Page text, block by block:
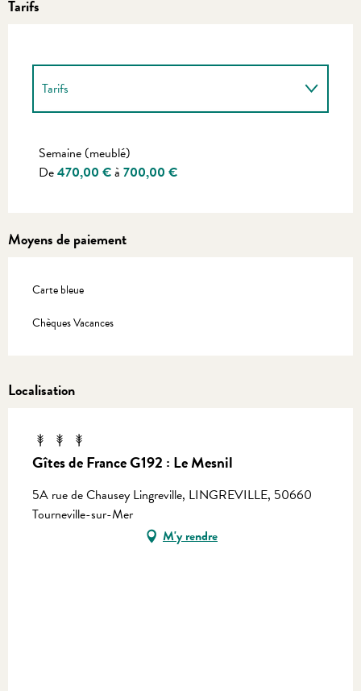
Tarifs
Tarifs
Semaine (meublé)
De470,00 €à 700,00 €
Moyens de paiement
Carte bleue
Chèques Vacances
Localisation
Gîtes de France G192 : Le Mesnil
5A rue de Chausey Lingreville, LINGREVILLE, 50660
Tourneville-sur-Mer
M'y rendre